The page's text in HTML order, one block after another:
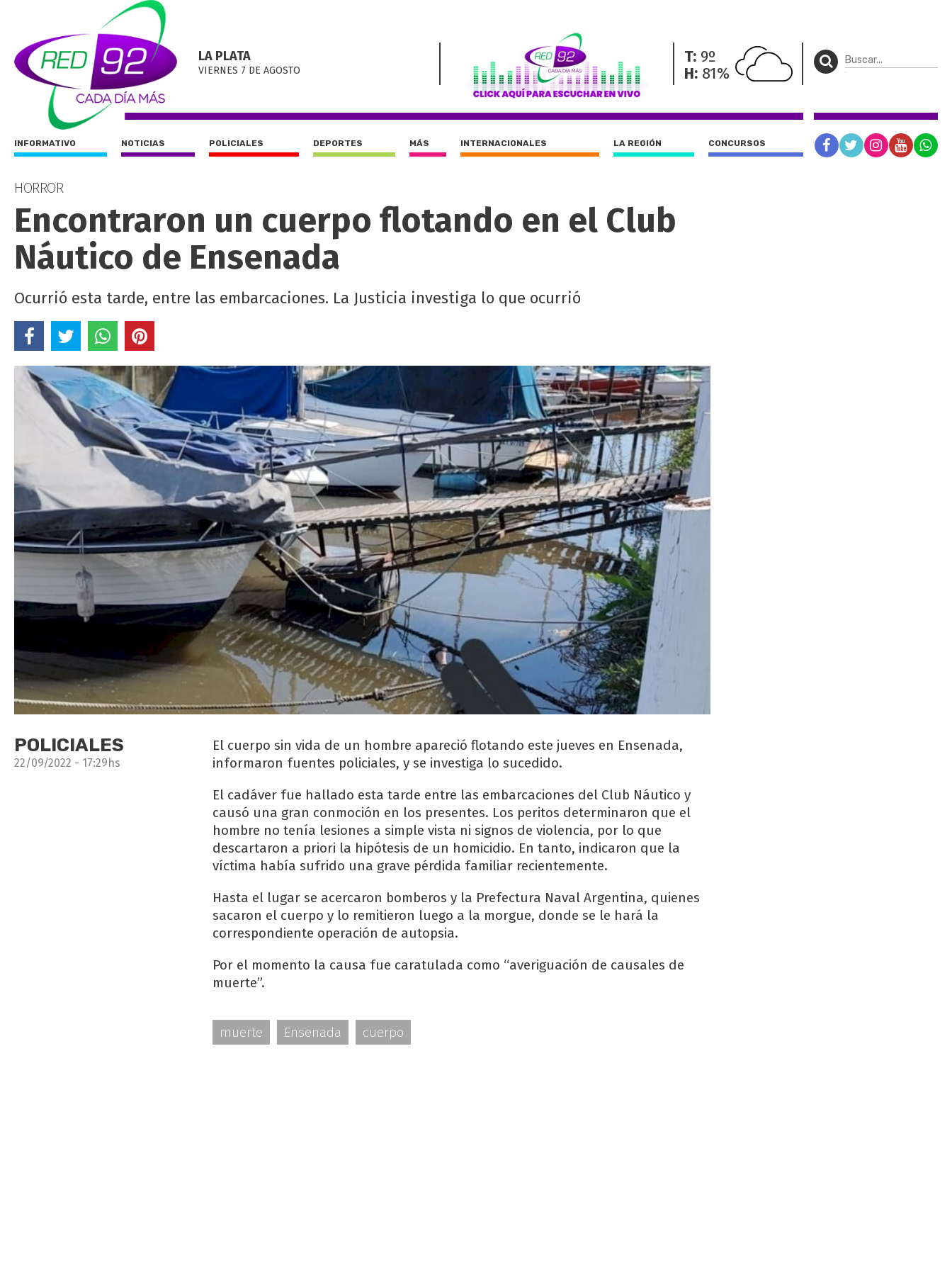
LA PLATA
VIERNES 7 DE AGOSTO
T: 9º
H: 81%
INFORMATIVO NOTICIAS POLICIALES DEPORTES MÁS INTERNACIONALES LA REGIÓN CONCURSOS
HORROR
Encontraron un cuerpo flotando en el Club
Náutico de Ensenada
Ocurrió esta tarde, entre las embarcaciones. La Justicia investiga lo que ocurrió
POLICIALES
22/09/2022 - 17:29hs
El cuerpo sin vida de un hombre apareció flotando este jueves en Ensenada,
informaron fuentes policiales, y se investiga lo sucedido.
El cadáver fue hallado esta tarde entre las embarcaciones del Club Náutico y
causó una gran conmoción en los presentes. Los peritos determinaron que el
hombre no tenía lesiones a simple vista ni signos de violencia, por lo que
descartaron a priori la hipótesis de un homicidio. En tanto, indicaron que la
víctima había sufrido una grave pérdida familiar recientemente.
Hasta el lugar se acercaron bomberos y la Prefectura Naval Argentina, quienes
sacaron el cuerpo y lo remitieron luego a la morgue, donde se le hará la
correspondiente operación de autopsia.
Por el momento la causa fue caratulada como “averiguación de causales de
muerte”.
muerte Ensenada cuerpo